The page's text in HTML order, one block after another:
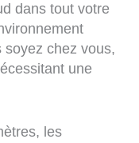
dans tout votre
chez vous,
une
les